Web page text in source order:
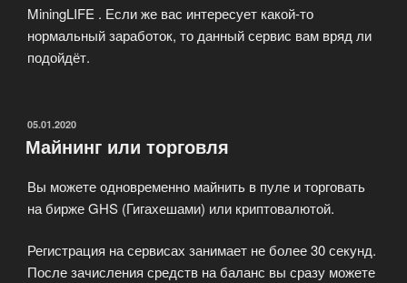
MiningLIFE . Если же вас интересует какой-то
нормальный заработок, то данный сервис вам вряд ли
подойдёт.
ОПУБЛИКОВАНО
05.01.2020
Майнинг или торговля
Вы можете одновременно майнить в пуле и торговать
на бирже GHS (Гигахешами) или криптовалютой.
Регистрация на сервисах занимает не более 30 секунд.
После зачисления средств на баланс вы сразу можете